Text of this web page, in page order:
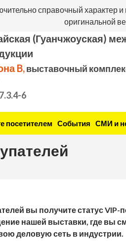
справочный характер
оригинальной
(Гуанчжоуская)
B,выставочный
6
посетителем События СМИ и
вы получите статус
нашей выставки, где вы
деловую сеть в индустрии.